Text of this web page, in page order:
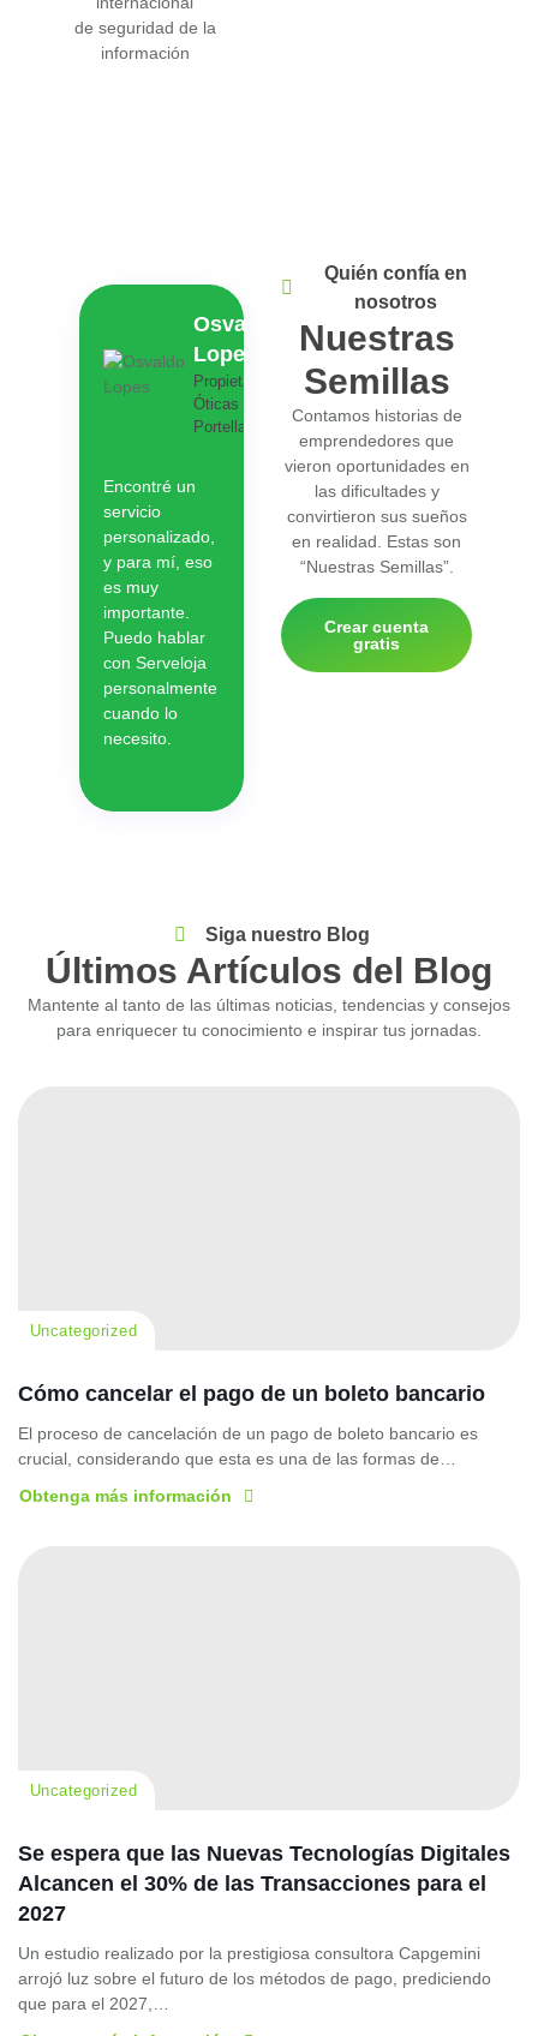
de seguridad de la
información
Osvaldo
Lopes
Propietario,
Óticas
Portella
Encontré un
servicio
personalizado,
y para mí, eso
es muy
importante.
Puedo hablar
con Serveloja
personalmente
cuando lo
necesito.
Quién confía en
nosotros
Nuestras
Semillas
Contamos historias de
emprendedores que
vieron oportunidades en
las dificultades y
convirtieron sus sueños
en realidad. Estas son
“Nuestras Semillas”.
Crear cuenta
gratis
Siga nuestro Blog
Últimos Artículos del Blog
Mantente al tanto de las últimas noticias, tendencias y consejos
para enriquecer tu conocimiento e inspirar tus jornadas.
Uncategorized
Cómo cancelar el pago de un boleto bancario
El proceso de cancelación de un pago de boleto bancario es
crucial, considerando que esta es una de las formas de…
Obtenga más información
Uncategorized
Se espera que las Nuevas Tecnologías Digitales
Alcancen el 30% de las Transacciones para el
2027
Un estudio realizado por la prestigiosa consultora Capgemini
arrojó luz sobre el futuro de los métodos de pago, prediciendo
que para el 2027,…